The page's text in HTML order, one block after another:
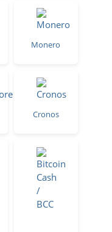
Monero
Cronos